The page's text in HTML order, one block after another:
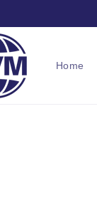
Home